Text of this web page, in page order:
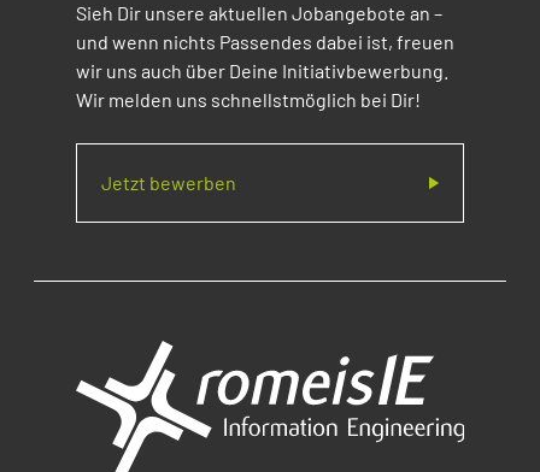
Sieh Dir unsere aktuellen Jobangebote an –
und wenn nichts Passendes dabei ist, freuen
wir uns auch über Deine Initiativbewerbung.
Wir melden uns schnellstmöglich bei Dir!
Jetzt bewerben